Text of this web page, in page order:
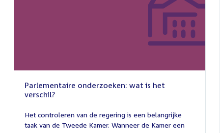
Parlementaire onderzoeken: wat is het
verschil?
juli
2026
Het controleren van de regering is een belangrijke
taak van de Tweede Kamer. Wanneer de Kamer een